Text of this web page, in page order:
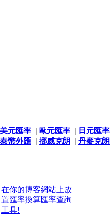
美元匯率 | 歐元匯率 | 日元匯率
泰幣外匯 | 挪威克朗 | 丹麥克朗
在你的博客網站上放
置匯率換算匯率查詢
工具!